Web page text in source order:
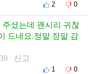
2 0
셨는데 괜시리 귀찮
드네요.정말 정말 감
신고
1 0